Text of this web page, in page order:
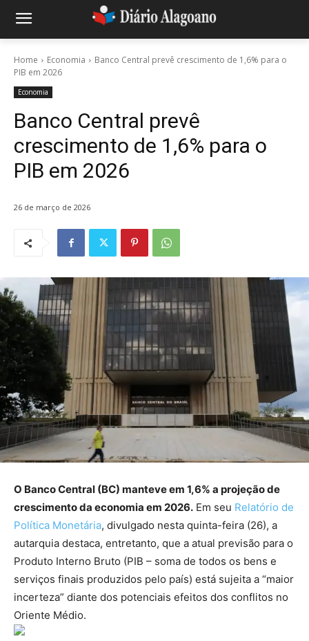
Home Economia
Banco Central prevê crescimento de 1,6% para o
PIB em 2026
Economia
Banco Central prevê
crescimento de 1,6% para o
PIB em 2026
26 de março de 2026
O Banco Central (BC) manteve em 1,6% a projeção de
crescimento da economia em 2026. Em seu Relatório de
Política Monetária, divulgado nesta quinta-feira (26), a
autarquia destaca, entretanto, que a atual previsão para o
Produto Interno Bruto (PIB – soma de todos os bens e
serviços finais produzidos pelo país) está sujeita a “maior
incerteza” diante dos potenciais efeitos dos conflitos no
Oriente Médio.